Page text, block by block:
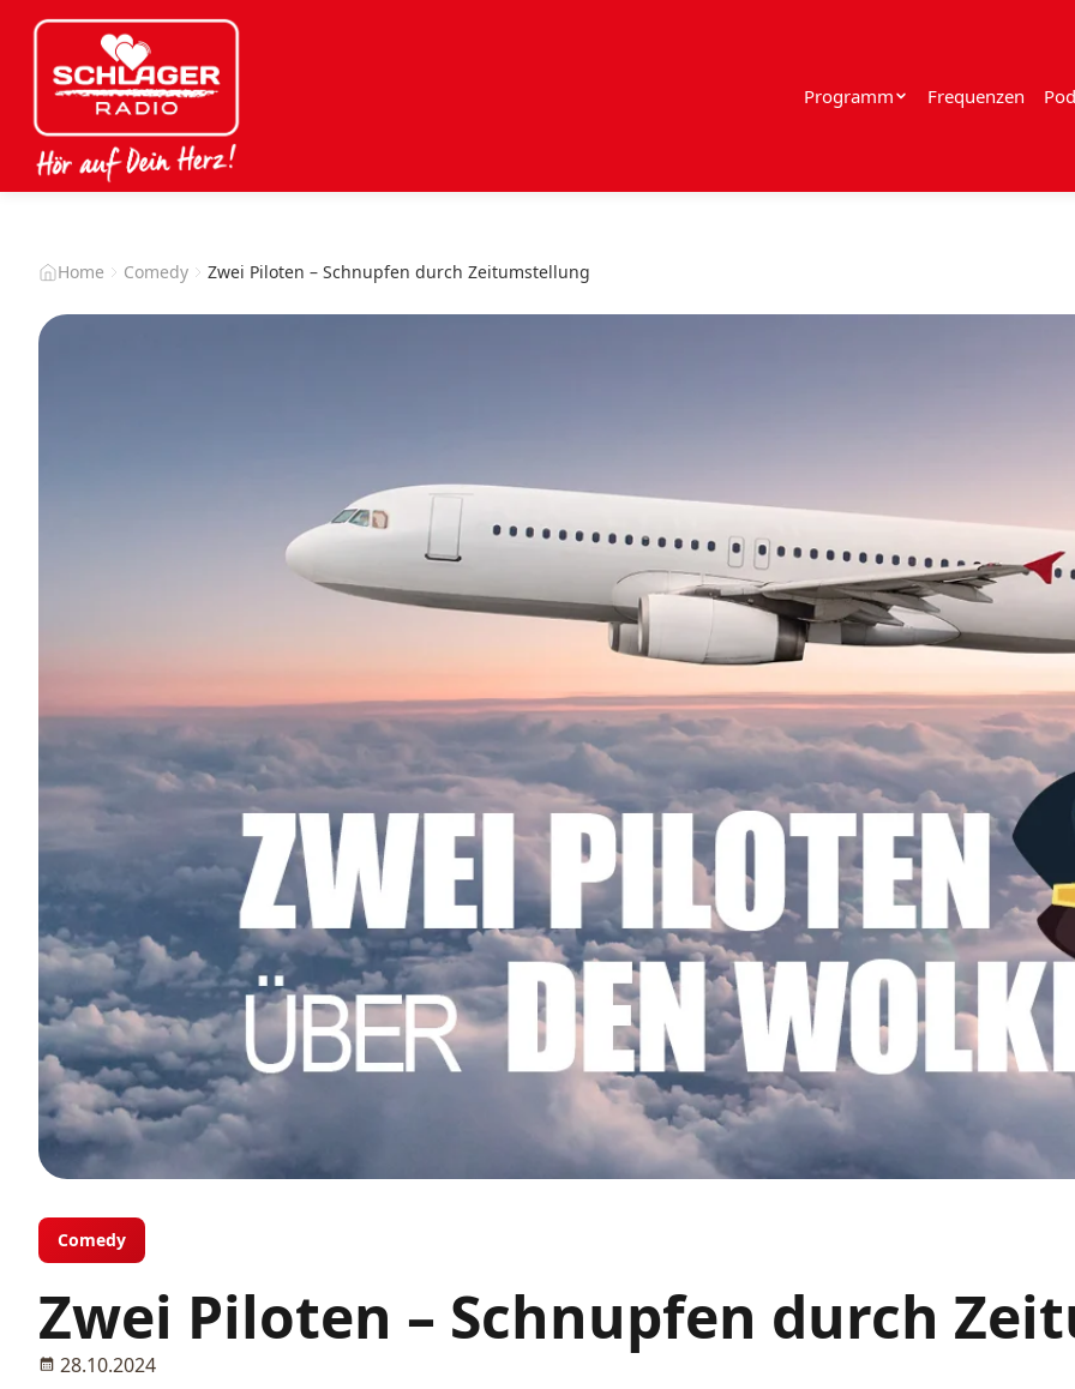
Programm Frequenzen
Home Comedy Zwei Piloten – Schnupfen durch Zeitumstellung
Comedy
Zwei Piloten – Schnupfen durch
28.10.2024